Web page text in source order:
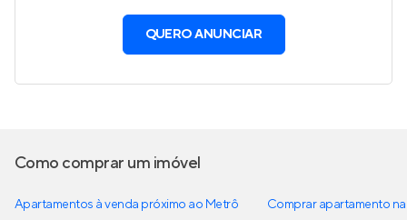
QUERO ANUNCIAR
Como comprar um imóvel
Apartamentos à venda próximo ao Metrô
Comprar apartamento